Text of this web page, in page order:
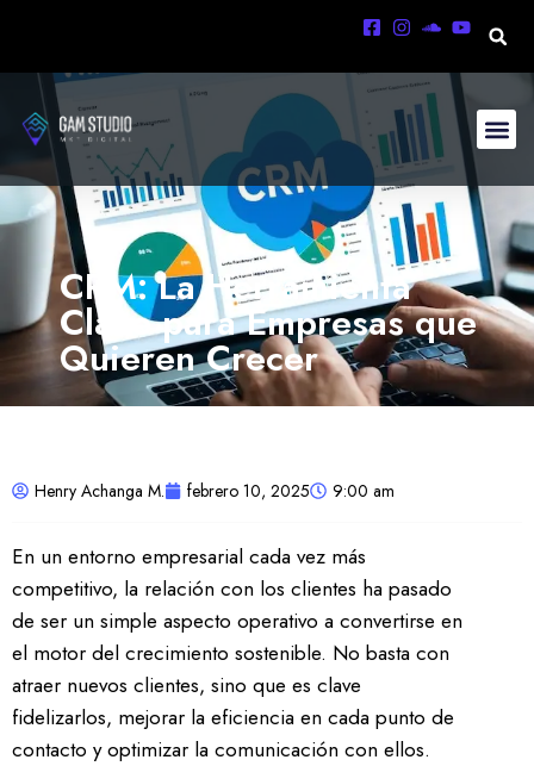
CRM: La Herramienta
Clave para Empresas que
Quieren Crecer
Henry Achanga M. febrero 10, 2025 9:00 am
En un entorno empresarial cada vez más
competitivo, la relación con los clientes ha pasado
de ser un simple aspecto operativo a convertirse en
el motor del crecimiento sostenible. No basta con
atraer nuevos clientes, sino que es clave
fidelizarlos, mejorar la eficiencia en cada punto de
contacto y optimizar la comunicación con ellos.